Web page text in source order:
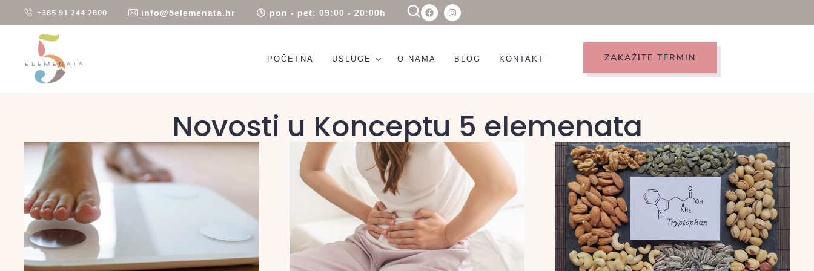
+385 91 244 2800 info@5elemenata.hr pon - pet: 09:00 - 20:00h
POČETNA USLUGE O NAMA BLOG KONTAKT ZAKAŽITE TERMIN
Novosti u Konceptu 5 elemenata